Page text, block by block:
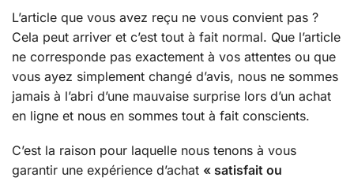
L’article que vous avez reçu ne vous convient pas ?
Cela peut arriver et c’est tout à fait normal. Que l’article
ne corresponde pas exactement à vos attentes ou que
vous ayez simplement changé d’avis, nous ne sommes
jamais à l’abri d’une mauvaise surprise lors d’un achat
en ligne et nous en sommes tout à fait conscients.
C’est la raison pour laquelle nous tenons à vous
garantir une expérience d’achat « satisfait ou